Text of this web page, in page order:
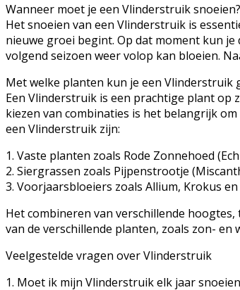
Wanneer moet je een Vlinderstruik snoeien?
Het snoeien van een Vlinderstruik is
nieuwe groei begint. Op dat moment kun
volgend seizoen weer volop kan bloeien.
Met welke planten kun je een Vlinderstruik
Een Vlinderstruik is een prachtige plant op
kiezen van combinaties is het belangrijk
een Vlinderstruik zijn:
1. Vaste planten zoals Rode Zonnehoed
2. Siergrassen zoals Pijpenstrootje
3. Voorjaarsbloeiers zoals Allium, Krokus
Het combineren van verschillende
van de verschillende planten, zoals zon-
Veelgestelde vragen over Vlinderstruik
1. Moet ik mijn Vlinderstruik elk jaar